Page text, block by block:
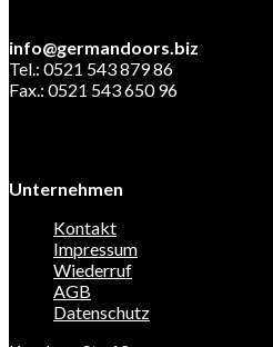
info@germandoors.biz
Tel.: 0521 543 879 86
Fax.: 0521 543 650 96
Unternehmen
Kontakt
Impressum
Wiederruf
AGB
Datenschutz